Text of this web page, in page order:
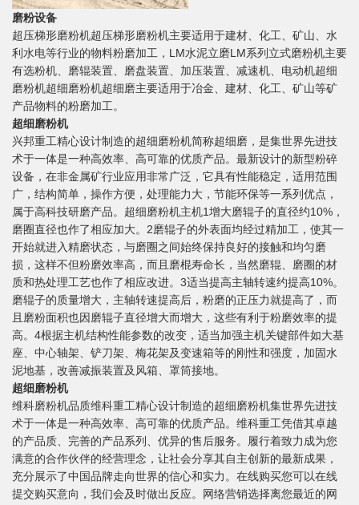
磨粉设备
超压梯形磨粉机超压梯形磨粉机主要适用于建材、化工、矿山、水
利水电等行业的物料粉磨加工，LM水泥立磨LM系列立式磨粉机主要
有选粉机、磨辊装置、磨盘装置、加压装置、减速机、电动机超细
磨粉机超细磨粉机超细磨主要适用于冶金、建材、化工、矿山等矿
产品物料的粉磨加工。
超细磨粉机
兴邦重工精心设计制造的超细磨粉机简称超细磨，是集世界先进技
术于一体是一种高效率、高可靠的优质产品。最新设计的新型粉碎
设备，在非金属矿行业应用非常广泛，它具有性能稳定，适用范围
广，结构简单，操作方便，处理能力大，节能环保等一系列优点，
属于高科技研磨产品。超细磨粉机主机1增大磨辊子的直径约10%，
磨圈直径也作了相应加大。2磨辊子的外表面均经过精加工，使其一
开始就进入精磨状态，与磨圈之间始终保持良好的接触和均匀磨
损，这样不但粉磨效率高，而且磨棍寿命长，当然磨辊、磨圈的材
质和热处理工艺也作了相应改进。3适当提高主轴转速约提高10%。
磨辊子的质量增大，主轴转速提高后，粉磨的正压力就提高了，而
且磨粉面积也因磨辊子直径增大而增大，这些有利于粉磨效率的提
高。4根据主机结构性能参数的改变，适当加强主机关键部件如大基
座、中心轴架、铲刀架、梅花架及变速箱等的刚性和强度，加固水
泥地基，改善减振装置及风箱、罩筒接地。
超细磨粉机
维科磨粉机品质维科重工精心设计制造的超细磨粉机集世界先进技
术于一体是一种高效率、高可靠的优质产品。维科重工凭借其卓越
的产品质、完善的产品系列、优异的售后服务。履行着致力成为您
满意的合作伙伴的经营理念，让社会分享其自主创新的最新成果，
充分展示了中国品牌走向世界的信心和实力。在线购买您可以在线
提交购买意向，我们会及时做出反应。网络营销选择离您最近的网